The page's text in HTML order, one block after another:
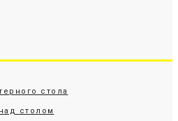
стола
столом